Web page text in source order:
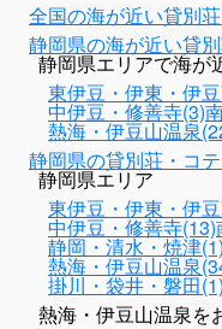
全国の海が近い貸別
静岡県の海が近い貸
静岡県エリアで海が
東伊豆・伊東・伊
中伊豆・修善寺(3)
熱海・伊豆山温泉
静岡県の貸別荘・コ
静岡県エリア
東伊豆・伊東・伊
中伊豆・修善寺(13)
静岡・清水・焼津
熱海・伊豆山温泉
掛川・袋井・磐田
熱海・伊豆山温泉を